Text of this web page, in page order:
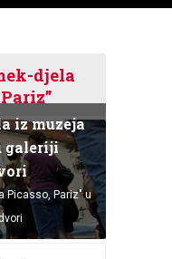
djela
iz muzeja
galeriji
Picasso, Pariz" u